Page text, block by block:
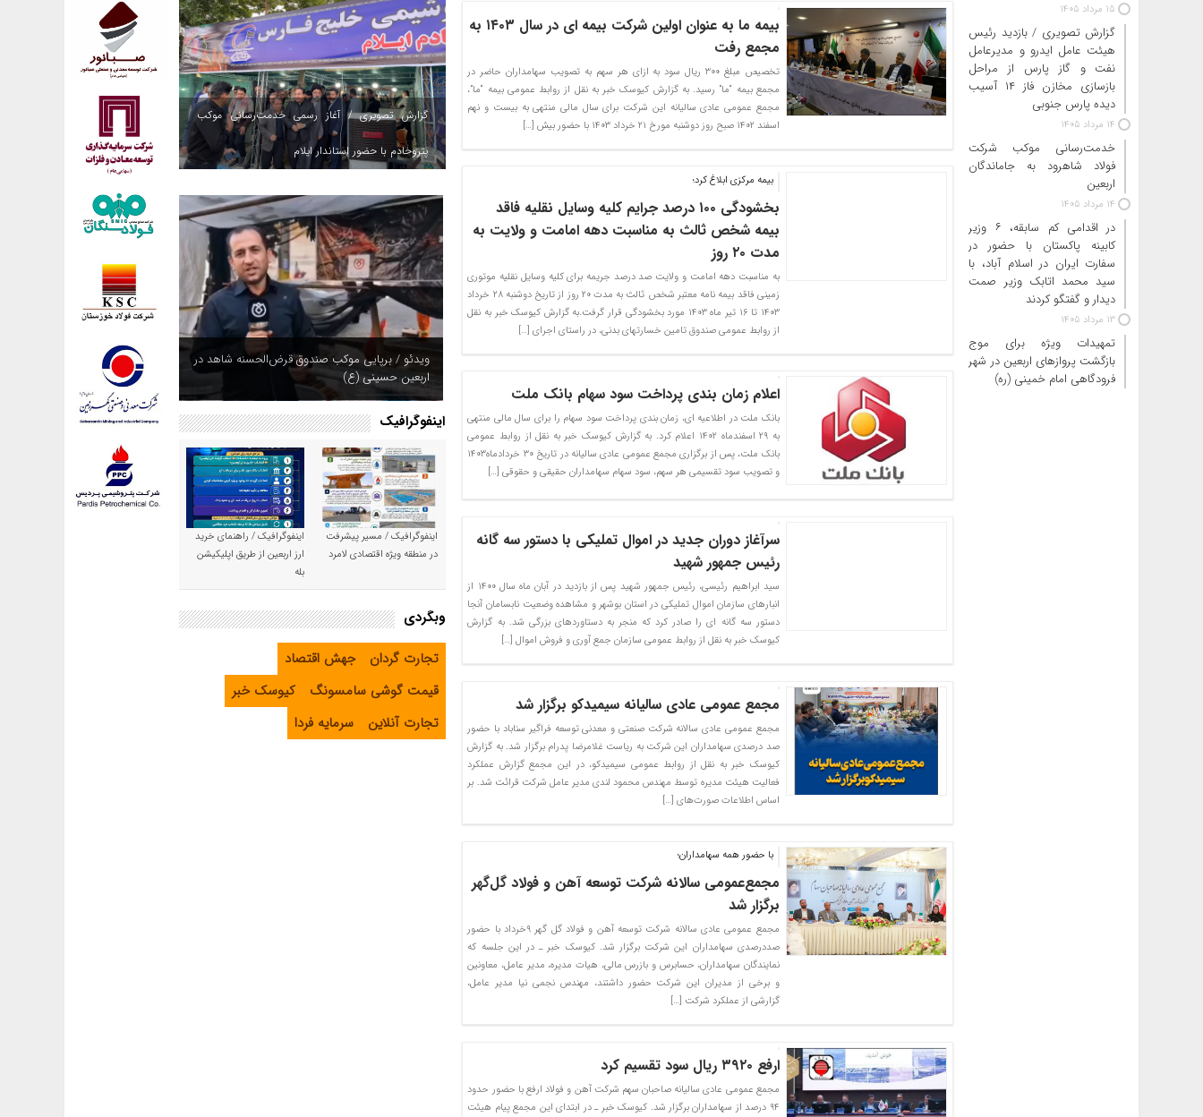
15 مرداد 1405
گزارش تصویری / بازدید رئیس
هیئت عامل ایدرو و مدیرعامل
نفت و گاز پارس از مراحل
بازسازی مخازن فاز ۱۴ آسیب
دیده پارس جنوبی
14 مرداد 1405
خدمت‌رسانی موکب شرکت
فولاد شاهرود به جاماندگان
اربعین
14 مرداد 1405
در اقدامی کم سابقه، ۶ وزیر
کابینه پاکستان با حضور در
سفارت ایران در اسلام آباد، با
سید محمد اتابک وزیر صمت
دیدار و گفتگو کردند
13 مرداد 1405
تمهیدات ویژه برای موج
بازگشت پروازهای اربعین در شهر
فرودگاهی امام خمینی (ره)
بیمه ما به عنوان اولین شرکت بیمه ای در سال ۱۴۰۳ به
مجمع رفت
تخصیص مبلغ ۳۰۰ ریال سود به ازای هر سهم به تصویب سهامداران حاضر در
مجمع بیمه “ما” رسید. به گزارش کیوسک خبر به نقل از روابط عمومی بیمه “ما”،
مجمع عمومی عادی سالیانه این شرکت برای سال مالی منتهی به بیست و نهم
اسفند ۱۴۰۲ صبح روز دوشنبه مورخ ۲۱ خرداد ۱۴۰۳ با حضور بیش […]
بیمه مرکزی ابلاغ کرد؛
بخشودگی ۱۰۰ درصد جرایم کلیه وسایل نقلیه فاقد
بیمه شخص ثالث به مناسبت دهه امامت و ولایت به
مدت ۲۰ روز
به مناسبت دهه امامت و ولایت صد درصد جریمه برای کلیه وسایل نقلیه موتوری
زمینی فاقد بیمه نامه معتبر شخص ثالث به مدت ۲۰ روز از تاریخ دوشنبه ۲۸ خرداد
۱۴۰۳ تا ۱۶ تیر ماه ۱۴۰۳ مورد بخشودگی قرار گرفت.به گزارش کیوسک خبر به نقل
از روابط عمومی صندوق تامین خسارتهای بدنی، در راستای اجرای […]
اعلام زمان بندی پرداخت سود سهام بانک ملت
بانک ملت در اطلاعیه ای، زمان بندی پرداخت سود سهام را برای سال مالی منتهی
به ۲۹ اسفندماه ۱۴۰۲ اعلام کرد. به گزارش کیوسک خبر به نقل از روابط عمومی
بانک ملت، پس از برگزاری مجمع عمومی عادی سالیانه در تاریخ ۳۰ خردادماه۱۴۰۳
و تصویب سود تقسیمی هر سهم، سود سهام سهامداران حقیقی و حقوقی […]
سرآغاز دوران جدید در اموال تملیکی با دستور سه گانه
رئیس جمهور شهید
سید ابراهیم رئیسی، رئیس جمهور شهید پس از بازدید در آبان ماه سال ۱۴۰۰ از
انبارهای سازمان اموال تملیکی در استان بوشهر و مشاهده وضعیت نابسامان آنجا
دستور سه گانه ای را صادر کرد که منجر به دستاوردهای بزرگی شد. به گزارش
کیوسک خبر به نقل از روابط عمومی سازمان جمع آوری و فروش اموال […]
مجمع عمومی عادی سالیانه سیمیدکو برگزار شد
مجمع عمومی عادی سالانه شرکت صنعتی و معدنی توسعه فراگیر سناباد با حضور
صد درصدی سهامداران این شرکت به ریاست غلامرضا پدرام برگزار شد. به گزارش
کیوسک خبر به نقل از روابط عمومی سیمیدکو، در این مجمع گزارش عملکرد
فعالیت هیئت مدیره توسط مهندس محمود لندی مدیر عامل شرکت قرائت شد. بر
اساس اطلاعات صورت‌های […]
با حضور همه‌ سهامداران؛
مجمع‌عمومی سالانه شرکت توسعه آهن و ‌فولاد گل‌گهر
برگزار شد
مجمع عمومی عادی سالانه شرکت توسعه آهن و‌ فولاد گل گهر ۹خرداد با حضور
صددرصدی سهامداران این شرکت برگزار شد. کیوسک خبر ـ در این جلسه که
نمایندگان سهامداران، حسابرس و بازرس مالی، هیات مدیره، مدیر عامل، معاونین
و برخی از مدیران این شرکت حضور داشتند، مهندس نجمی نیا مدیر عامل،
گزارشی از عملکرد شرکت […]
ارفع ۳۹۲۰ ریال سود تقسیم کرد
مجمع عمومی عادی سالیانه صاحبان سهم شرکت آهن و فولاد ارفع با حضور حدود
۹۴ درصد از سهامداران برگزار شد. کیوسک خبر ـ در ابتدای این مجمع پیام هیئت
گزارش تصویری / آغاز رسمی خدمت‌رسانی موکب
پتروخادم با حضور استاندار ایلام
ویدئو / برپایی موکب صندوق قرض‌الحسنه شاهد در
اربعین حسینی (ع)
اینفوگرافیک
اینفوگرافیک / مسیر پیشرفت
در منطقه ویژه اقتصادی لامرد
اینفوگرافیک / راهنمای خرید
ارز اربعین از طریق اپلیکیشن
بله
وبگردی
تجارت گردان
جهش اقتصاد
قیمت گوشی سامسونگ
کیوسک خبر
تجارت آنلاین
سرمایه فردا